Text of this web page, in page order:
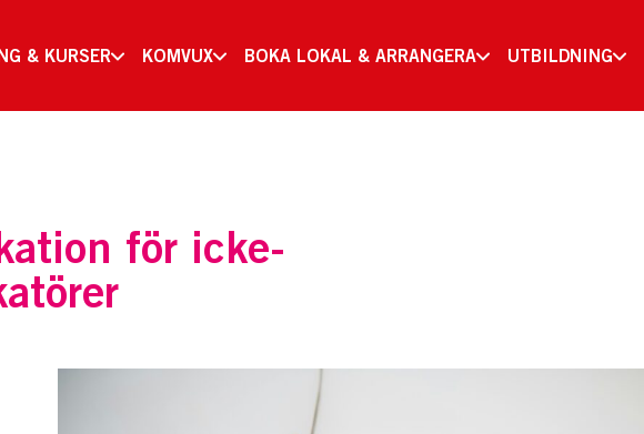
& KURSER KOMVUX BOKA LOKAL & ARRANGERA UTBILDNING
för icke-